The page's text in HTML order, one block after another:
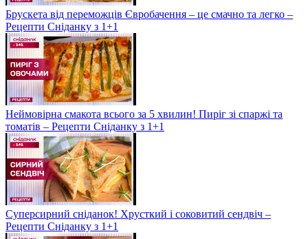
Брускета від переможців Євробачення – це смачно та легко –
Рецепти Сніданку з 1+1
Неймовірна смакота всього за 5 хвилин! Пиріг зі спаржі та
томатів – Рецепти Сніданку з 1+1
Суперсирний сніданок! Хрусткий і соковитий сендвіч –
Рецепти Сніданку з 1+1